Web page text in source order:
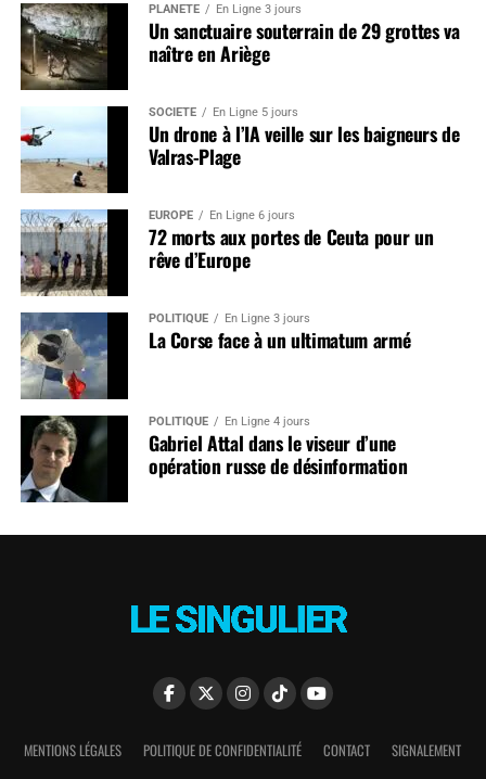
PLANÈTE En Ligne 3 jours
Un sanctuaire souterrain de 29 grottes va
naître en Ariège
SOCIÉTÉ En Ligne 5 jours
Un drone à l’IA veille sur les baigneurs de
Valras-Plage
EUROPE En Ligne 6 jours
72 morts aux portes de Ceuta pour un
rêve d’Europe
POLITIQUE En Ligne 3 jours
La Corse face à un ultimatum armé
POLITIQUE En Ligne 4 jours
Gabriel Attal dans le viseur d’une
opération russe de désinformation
MENTIONS LÉGALES POLITIQUE DE CONFIDENTIALITÉ CONTACT SIGNALEMENT